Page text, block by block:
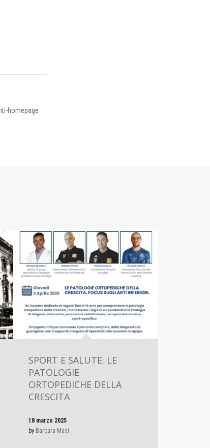
homepage
SPORT E SALUTE: LE
PATOLOGIE
ORTOPEDICHE DELLA
CRESCITA
18 marzo 2025
by Barbara Masi